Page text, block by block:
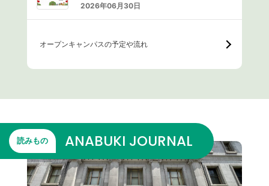
2026年06月30日
オープンキャンパスの予定や流れ
読みもの ANABUKI JOURNAL